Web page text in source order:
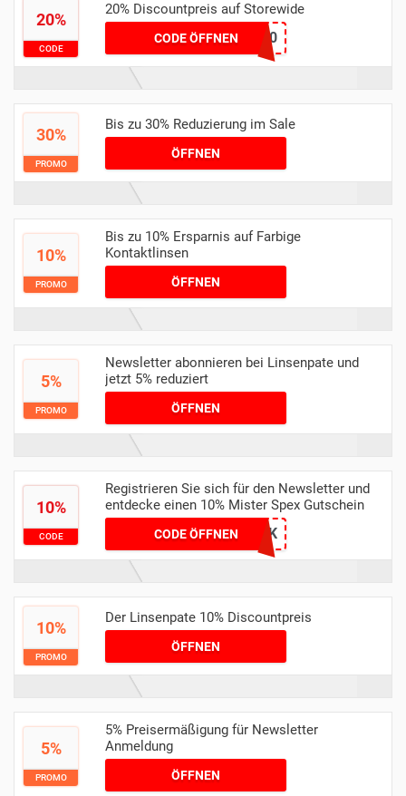
20%
CODE
20% Discountpreis auf Storewide
CODE ÖFFNENOSTERN20
30%
PROMO
Bis zu 30% Reduzierung im Sale
ÖFFNEN
10%
PROMO
Bis zu 10% Ersparnis auf Farbige
Kontaktlinsen
ÖFFNEN
5%
PROMO
Newsletter abonnieren bei Linsenpate und
jetzt 5% reduziert
ÖFFNEN
10%
CODE
Registrieren Sie sich für den Newsletter und
entdecke einen 10% Mister Spex Gutschein
CODE ÖFFNEN BMVK
10%
PROMO
Der Linsenpate 10% Discountpreis
ÖFFNEN
5%
PROMO
5% Preisermäßigung für Newsletter
Anmeldung
ÖFFNEN